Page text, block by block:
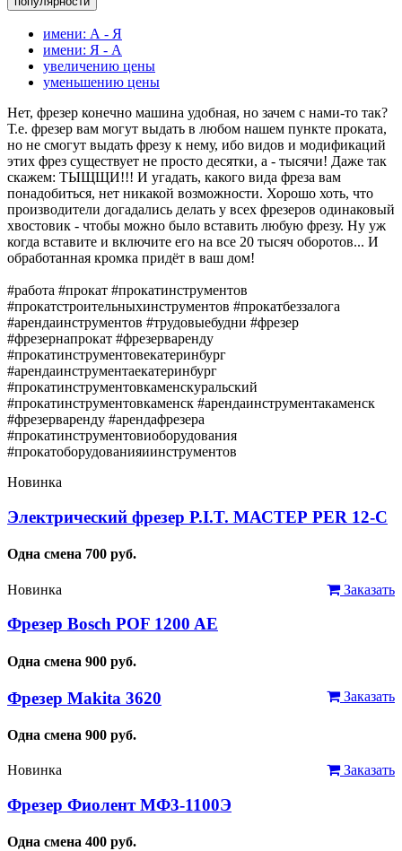
имени: А - Я
имени: Я - А
увеличению цены
уменьшению цены
Нет, фрезер конечно машина удобная, но зачем с нами-то так?
Т.е. фрезер вам могут выдать в любом нашем пункте проката,
но не смогут выдать фрезу к нему, ибо видов и модификаций
этих фрез существует не просто десятки, а - тысячи! Даже так
скажем: ТЫЩЩИ!!! И угадать, какого вида фреза вам
понадобиться, нет никакой возможности. Хорошо хоть, что
производители догадались делать у всех фрезеров одинаковый
хвостовик - чтобы можно было вставить любую фрезу. Ну уж
когда вставите и включите его на все 20 тысяч оборотов... И
обработанная кромка придёт в ваш дом!
#работа #прокат #прокатинструментов
#прокатстроительныхинструментов #прокатбеззалога
#арендаинструментов #трудовыебудни #фрезер
#фрезернапрокат #фрезерваренду
#прокатинструментовекатеринбург
#арендаинструментаекатеринбург
#прокатинструментовкаменскуральский
#прокатинструментовкаменск #арендаинструментакаменск
#фрезерваренду #арендафрезера
#прокатинструментовиоборудования
#прокатоборудованияиинструментов
Новинка
Электрический фрезер P.I.T. МАСТЕР PER 12-C
Одна смена 700 руб.
Заказать
Новинка
Фрезер Bosch POF 1200 AE
Одна смена 900 руб.
Заказать
Фрезер Makita 3620
Одна смена 900 руб.
Заказать
Новинка
Фрезер Фиолент МФ3-1100Э
Одна смена 400 руб.